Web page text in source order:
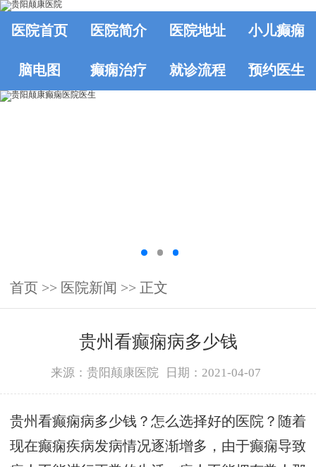
医院首页 医院简介 医院地址 小儿癫痫
脑电图 癫痫治疗 就诊流程 预约医生
首页 >> 医院新闻 >> 正文
贵州看癫痫病多少钱
来源：贵阳颠康医院 日期：2021-04-07
贵州看癫痫病多少钱？怎么选择好的医院？随着
现在癫痫疾病发病情况逐渐增多，由于癫痫导致